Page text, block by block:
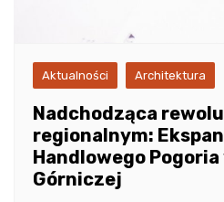
Aktualności Architektura
Nadchodząca
regionalnym:
Handlowego
Górniczej